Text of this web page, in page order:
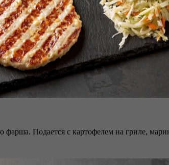
фарша. Подается с картофелем на гриле,